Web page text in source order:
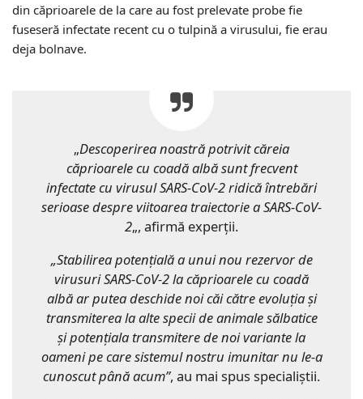
din căprioarele de la care au fost prelevate probe fie
fuseseră infectate recent cu o tulpină a virusului, fie erau
deja bolnave.
„Descoperirea noastră potrivit căreia
căprioarele cu coadă albă sunt frecvent
infectate cu virusul SARS-CoV-2 ridică întrebări
serioase despre viitoarea traiectorie a SARS-CoV-
2„, afirmă experţii.
„Stabilirea potenţială a unui nou rezervor de
virusuri SARS-CoV-2 la căprioarele cu coadă
albă ar putea deschide noi căi către evoluţia și
transmiterea la alte specii de animale sălbatice
şi potenţiala transmitere de noi variante la
oameni pe care sistemul nostru imunitar nu le-a
cunoscut până acum”, au mai spus specialiștii.